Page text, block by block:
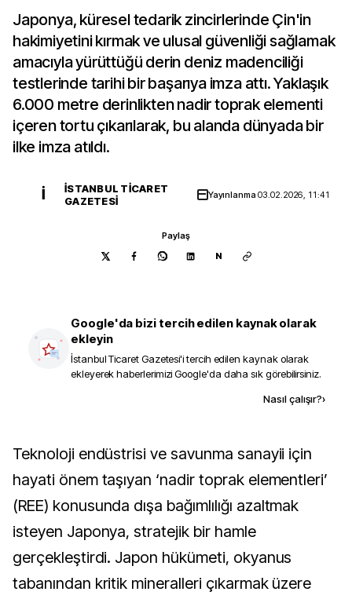
Japonya, küresel tedarik zincirlerinde Çin'in
hakimiyetini kırmak ve ulusal güvenliği sağlamak
amacıyla yürüttüğü derin deniz madenciliği
testlerinde tarihi bir başarıya imza attı. Yaklaşık
6.000 metre derinlikten nadir toprak elementi
içeren tortu çıkarılarak, bu alanda dünyada bir
ilke imza atıldı.
İ
İSTANBUL TICARET
GAZETESI
Yayınlanma03.02.2026, 11:41
Paylaş
N
Google'da bizi tercih edilen kaynak olarak
ekleyin
İstanbul Ticaret Gazetesi'i tercih edilen kaynak olarak
ekleyerek haberlerimizi Google'da daha sık görebilirsiniz.
Nasıl çalışır?›
Teknoloji endüstrisi ve savunma sanayii için
hayati önem taşıyan ‘nadir toprak elementleri’
(REE) konusunda dışa bağımlılığı azaltmak
isteyen Japonya, stratejik bir hamle
gerçekleştirdi. Japon hükümeti, okyanus
tabanından kritik mineralleri çıkarmak üzere